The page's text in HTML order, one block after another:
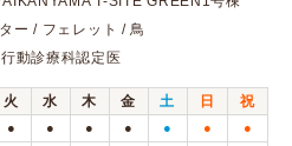
ー / フェレット / 鳥
動診療科認定医
火 水 木 金 土 日
祝
● ● ● ● ● ● ●